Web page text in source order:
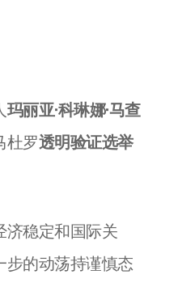
玛丽亚·科琳娜·马查
杜罗透明验证选举
济稳定和国际关
步的动荡持谨慎态